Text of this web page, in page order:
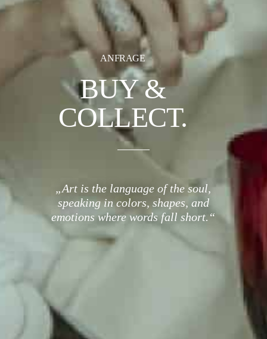
ANFRAGE
BUY &
COLLECT.
„Art is the language of the soul,
speaking in colors, shapes, and
emotions where words fall short.“